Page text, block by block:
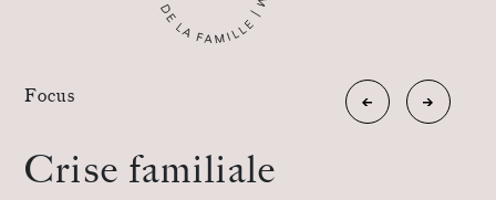
Conseil
«
Les
Focus
Crise familiale